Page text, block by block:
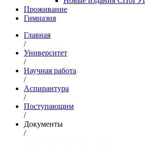
Проживание
Гимназия
Главная
/
Университет
/
Научная работа
/
Аспирантура
/
Поступающим
/
Документы
/